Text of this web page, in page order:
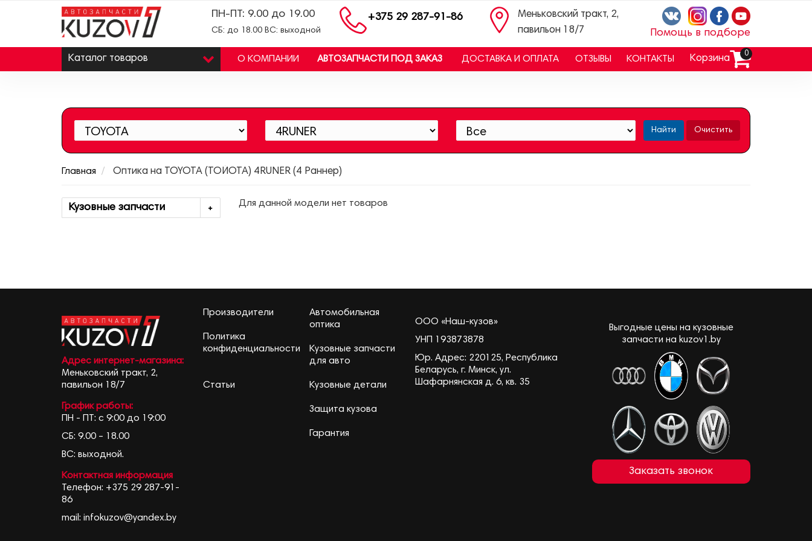
Помощь в подборе
Меньковский тракт, 2,
павильон 18/7
+375 29 287-91-86
ПН-ПТ: 9.00 до 19.00
СБ: до 18.00 ВС: выходной
Каталог товаров О КОМПАНИИ АВТОЗАПЧАСТИ ПОД ЗАКАЗ ДОСТАВКА И ОПЛАТА ОТЗЫВЫ КОНТАКТЫ Корзина 0
Найти Очистить
Главная Оптика на TOYOTA (ТОЙОТА) 4RUNER (4 Раннер)
Кузовные запчасти Для данной модели нет товаров
Адрес интернет-магазина:
Меньковский тракт, 2,
павильон 18/7
График работы:
ПН - ПТ: с 9:00 до 19:00
СБ: 9.00 – 18.00
ВС: выходной.
Контактная информация
Телефон: +375 29 287-91-
86
mail: infokuzov@yandex.by
Производители
Политика
конфиденциальности
Статьи
Автомобильная
оптика
Кузовные запчасти
для авто
Кузовные детали
Защита кузова
Гарантия
ООО «Наш-кузов»
УНП 193873878
Юр. Адрес: 220125, Республика
Беларусь, г. Минск, ул.
Шафарнянская д. 6, кв. 35
Выгодные цены на кузовные
запчасти на kuzov1.by
Заказать звонок